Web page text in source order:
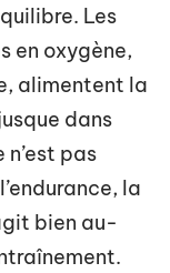
Les
en oxygène,
alimentent la
dans
n’est pas
la
bien au-